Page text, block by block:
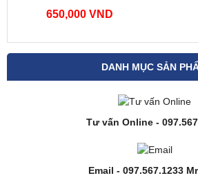
DANH MỤC SẢN
Tư vấn Online -
Email - 097.567.1233
650,000 VND